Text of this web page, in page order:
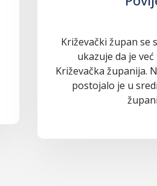
Križevački župan se
ukazuje da je
Križevačka županija.
postojalo je u